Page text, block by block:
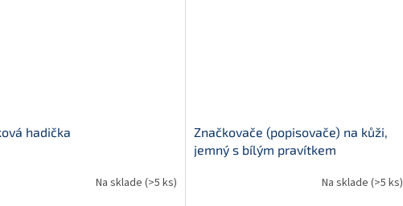
hadička
Na sklade (>5 ks)
Značkovače (popisovače) na kůži,
jemný s bílým pravítkem
Na sklade (>5 ks)